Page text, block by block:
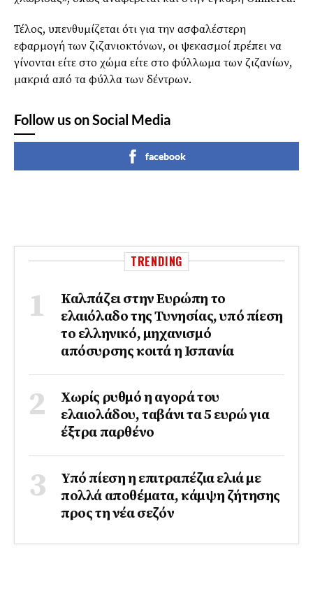
Τέλος, υπενθυμίζεται ότι για την ασφαλέστερη
εφαρμογή των ζιζανιοκτόνων, οι ψεκασμοί πρέπει να
γίνονται είτε στο χώμα είτε στο φύλλωμα των ζιζανίων,
μακριά από τα φύλλα των δέντρων.
Follow us on Social Media
facebook
TRENDING
Καλπάζει στην Ευρώπη το
ελαιόλαδο της Τυνησίας, υπό πίεση
το ελληνικό, μηχανισμό
απόσυρσης κοιτά η Ισπανία
Χωρίς ρυθμό η αγορά του
ελαιολάδου, ταβάνι τα 5 ευρώ για
έξτρα παρθένο
Υπό πίεση η επιτραπέζια ελιά με
πολλά αποθέματα, κάμψη ζήτησης
προς τη νέα σεζόν